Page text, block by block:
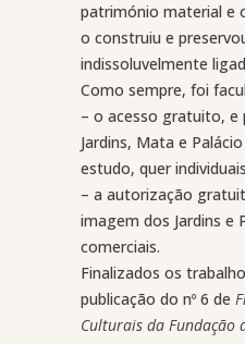
património material e
o construiu e
indissoluvelmente
Como sempre, foi
– o acesso gratuito, e
Jardins, Mata e
estudo, quer
– a autorização
imagem dos Jardins e
comerciais.
Finalizados os
publicação do nº 6 de
Culturais da Fundação